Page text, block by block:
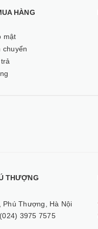
HÀNG
mật
chuyển
THƯỢNG
Phú Thượng, Hà Nội
3975 7575